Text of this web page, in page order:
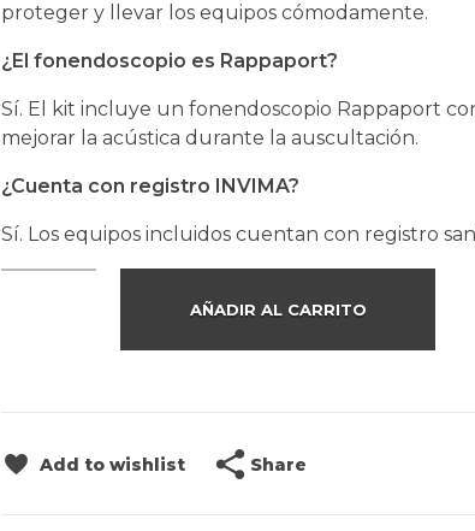
proteger y llevar los equipos cómodamente.
¿El fonendoscopio es Rappaport?
Sí. El kit incluye un fonendoscopio Rappaport
mejorar la acústica durante la auscultación.
¿Cuenta con registro INVIMA?
Sí. Los equipos incluidos cuentan con registro
AÑADIR AL CARRITO
Add to wishlist Share